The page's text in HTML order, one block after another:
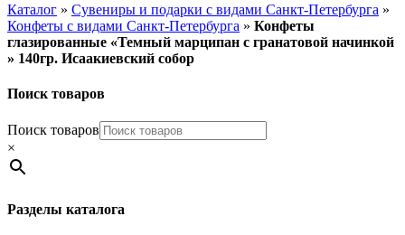
Каталог » Сувениры и подарки с видами Санкт-Петербурга »
Конфеты с видами Санкт-Петербурга » Конфеты
глазированные «Темный марципан с гранатовой начинкой
» 140гр. Исаакиевский собор
Поиск товаров
Поиск товаров
×
Разделы каталога